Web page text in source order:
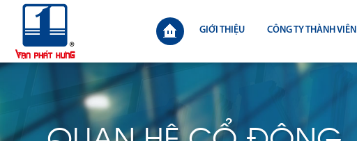
GIỚI THIỆU CÔNG TY THÀNH VIÊN